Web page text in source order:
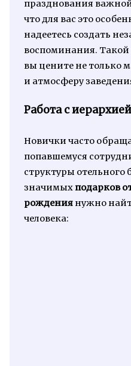
празднования
что для вас это
надеетесь создать
воспоминания. Такой
вы цените не только
и атмосферу
Работа с
Новички часто
попавшемуся
структуры отельного
значимых подарков
рождениянужно
человека: